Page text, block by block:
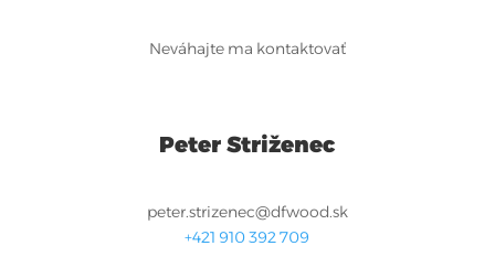
Neváhajte ma kontaktovať
Peter Striženec
peter.strizenec@dfwood.sk
+421 910 392 709